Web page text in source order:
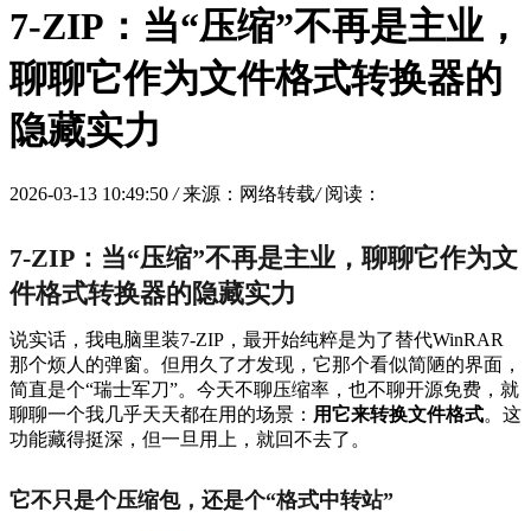
7-ZIP：当“压缩”不再是主业，
聊聊它作为文件格式转换器的
隐藏实力
2026-03-13 10:49:50/ 来源：网络转载/ 阅读：
7-ZIP：当“压缩”不再是主业，聊聊它作为文
件格式转换器的隐藏实力
说实话，我电脑里装7-ZIP，最开始纯粹是为了替代WinRAR
那个烦人的弹窗。但用久了才发现，它那个看似简陋的界面，
简直是个“瑞士军刀”。今天不聊压缩率，也不聊开源免费，就
聊聊一个我几乎天天都在用的场景： 用它来转换文件格式。这
功能藏得挺深，但一旦用上，就回不去了。
它不只是个压缩包，还是个“格式中转站”